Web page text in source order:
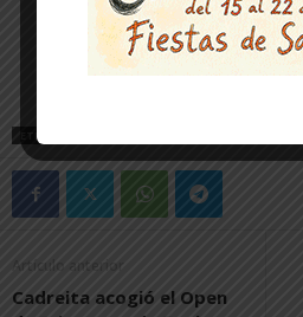
Artículo anterior
Cadreita acogió el Open